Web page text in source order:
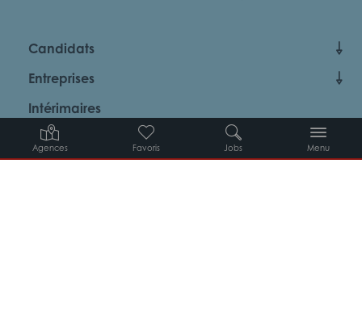
Agences Favoris Jobs Menu
Candidats
Entreprises
Intérimaires
À propos d’Adéquat